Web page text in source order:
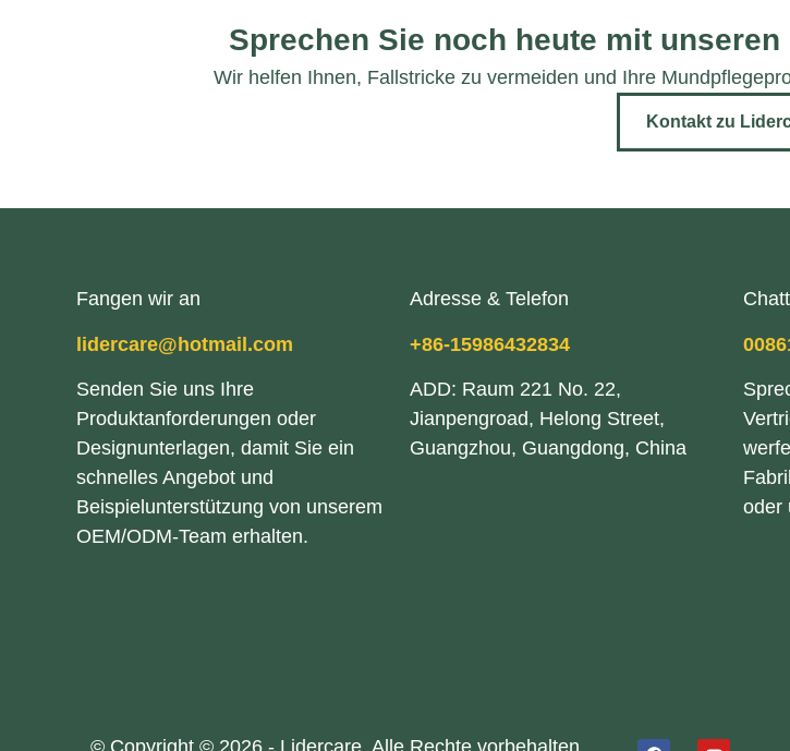
Sprechen Sie noch heute mit
Wir helfen Ihnen, Fallstricke zu vermeiden und Ihre
Kontakt zu
Fangen wir an
lidercare@hotmail.com
Senden Sie uns Ihre
Produktanforderungen oder
Designunterlagen, damit Sie ein
schnelles Angebot und
Beispielunterstützung von unserem
OEM/ODM-Team erhalten.
Adresse & Telefon
+86-15986432834
ADD: Raum 221 No. 22,
Jianpengroad, Helong Street,
Guangzhou, Guangdong, China
oder